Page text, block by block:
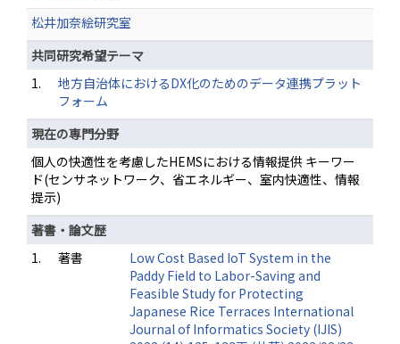
松井加奈絵研究室
共同研究希望テーマ
1.
地方自治体におけるDX化のためのデータ連携プラット
フォーム
現在の専門分野
個人の快適性を考慮したHEMSにおける情報提供 キーワー
ド(センサネットワーク、省エネルギー、室内快適性、情報
提示)
著書・論文歴
1.
著書
Low Cost Based IoT System in the
Paddy Field to Labor-Saving and
Feasible Study for Protecting
Japanese Rice Terraces International
Journal of Informatics Society (IJIS)